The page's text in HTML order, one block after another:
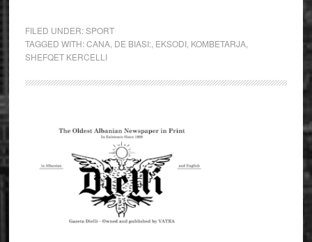
FILED UNDER:SPORT
TAGGED WITH:CANA, DE BIASI:, EKSODI, KOMBETARJA,
SHEFQET KERCELLI